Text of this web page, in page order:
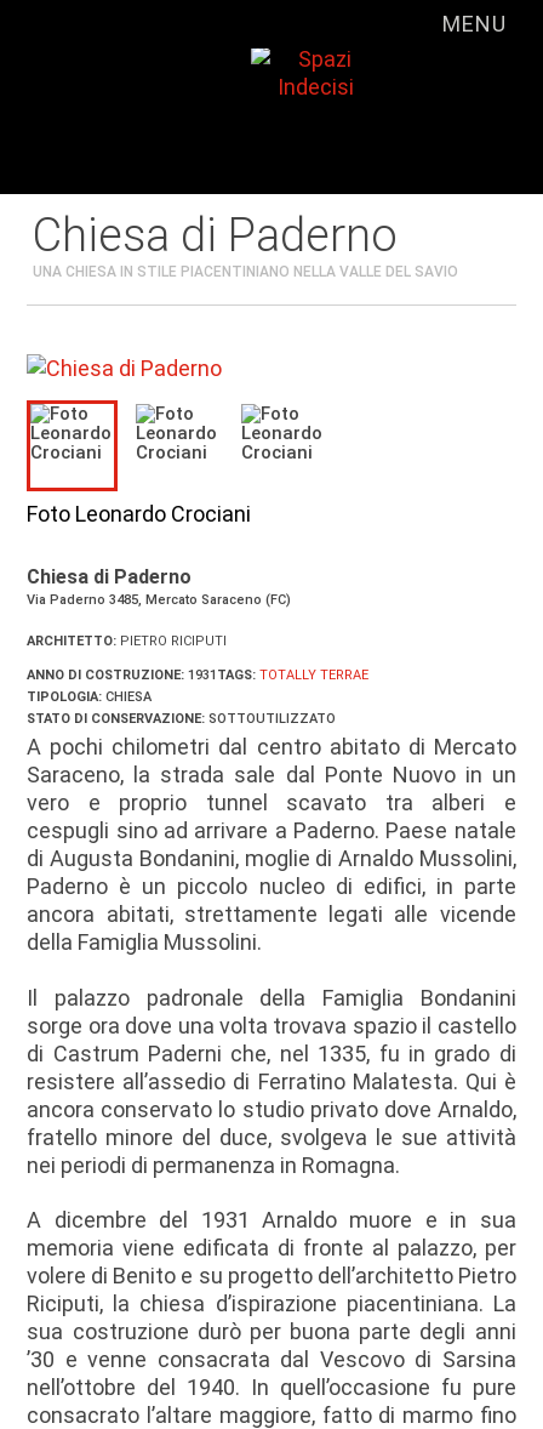
MENU
Chiesa di Paderno
UNA CHIESA IN STILE PIACENTINIANO NELLA VALLE DEL SAVIO
Foto Leonardo Crociani
Chiesa di Paderno
Via Paderno 3485, Mercato Saraceno (FC)
ARCHITETTO: PIETRO RICIPUTI
ANNO DI COSTRUZIONE: 1931
TIPOLOGIA: CHIESA
STATO DI CONSERVAZIONE: SOTTOUTILIZZATO
TAGS:TOTALLY TERRAE
A pochi chilometri dal centro abitato di Mercato
Saraceno, la strada sale dal Ponte Nuovo in un
vero e proprio tunnel scavato tra alberi e
cespugli sino ad arrivare a Paderno. Paese natale
di Augusta Bondanini, moglie di Arnaldo Mussolini,
Paderno è un piccolo nucleo di edifici, in parte
ancora abitati, strettamente legati alle vicende
della Famiglia Mussolini.
Il palazzo padronale della Famiglia Bondanini
sorge ora dove una volta trovava spazio il castello
di Castrum Paderni che, nel 1335, fu in grado di
resistere all’assedio di Ferratino Malatesta. Qui è
ancora conservato lo studio privato dove Arnaldo,
fratello minore del duce, svolgeva le sue attività
nei periodi di permanenza in Romagna.
A dicembre del 1931 Arnaldo muore e in sua
memoria viene edificata di fronte al palazzo, per
volere di Benito e su progetto dell’architetto Pietro
Riciputi, la chiesa d’ispirazione piacentiniana. La
sua costruzione durò per buona parte degli anni
’30 e venne consacrata dal Vescovo di Sarsina
nell’ottobre del 1940. In quell’occasione fu pure
consacrato l’altare maggiore, fatto di marmo fino